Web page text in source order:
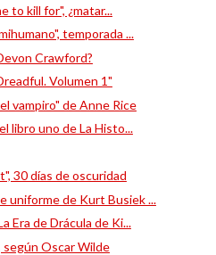
to kill for", ¿matar...
temporada ...
Crawford?
Volumen 1"
vampiro" de Anne Rice
libro uno de La Histo...
30 días de oscuridad
uniforme de Kurt Busiek ...
Era de Drácula de Ki...
según Oscar Wilde